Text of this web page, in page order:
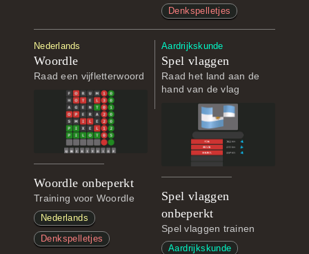
Denkspelletjes
Nederlands
Woordle
Raad een vijfletterwoord
Woordle onbeperkt
Training voor Woordle
Nederlands
Denkspelletjes
Aardrijkskunde
Spel vlaggen
Raad het land aan de
hand van de vlag
Spel vlaggen
onbeperkt
Spel vlaggen trainen
Aardrijkskunde